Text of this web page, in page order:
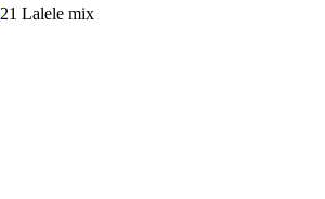
21 Lalele mix